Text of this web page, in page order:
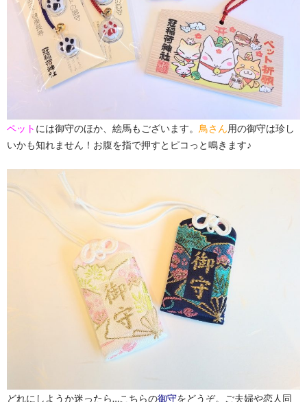
ペット には御守のほか、絵馬もございます。 鳥さん用の御守は珍し
いかも知れません！お腹を指で押すとピコっと鳴きます♪
どれにしようか迷ったら…こちらの御守をどうぞ。ご夫婦や恋人同